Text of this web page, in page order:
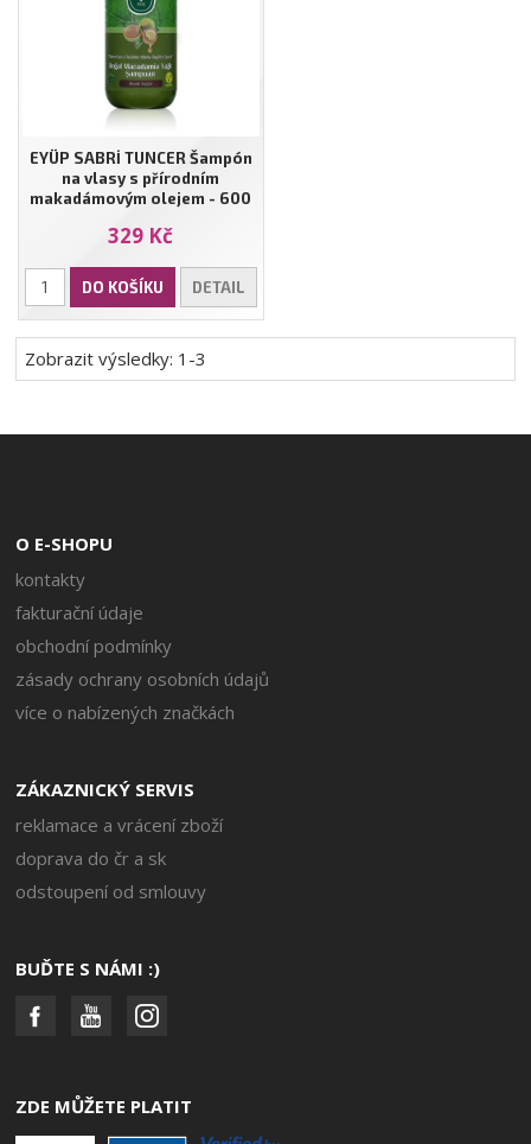
EYÜP SABRİ TUNCER Šampón
na vlasy s přírodním
makadámovým olejem - 600
329 Kč
DO KOŠÍKU DETAIL
Zobrazit výsledky: 1-3
O E-SHOPU
kontakty
fakturační údaje
obchodní podmínky
zásady ochrany osobních údajů
více o nabízených značkách
ZÁKAZNICKÝ SERVIS
reklamace a vrácení zboží
doprava do čr a sk
odstoupení od smlouvy
BUĎTE S NÁMI :)
ZDE MŮŽETE PLATIT